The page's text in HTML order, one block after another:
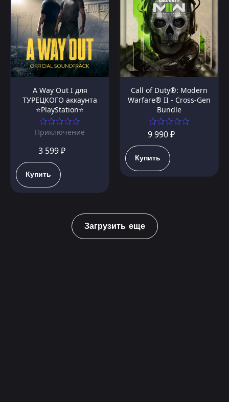
A Way Out I для
ТУРЕЦКОГО аккаунта
⭐PlayStation⭐
Приключение
3 599 ₽
Купить
Call of Duty®: Modern
Warfare® II - Cross-Gen
Bundle
9 990 ₽
Купить
Загрузить еще